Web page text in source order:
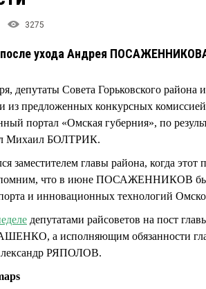
3275
ухода Андрея
депутаты Совета Горьковского района
из предложенных конкурсных
портал «Омская губерния», по
Михаил БОЛТРИК.
главы района, когда этот
что в июне ПОСАЖЕННИКОВ
и инновационных технологий
депутатами райсоветов на пост
а исполняющим обязанности
РЯПОЛОВ.